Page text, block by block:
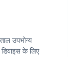
उपभोग्य
के लिए